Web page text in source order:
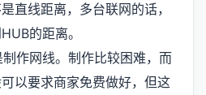
直线距离，多台联网的话，
的距离。
网线。制作比较困难，而
以要求商家免费做好，但这